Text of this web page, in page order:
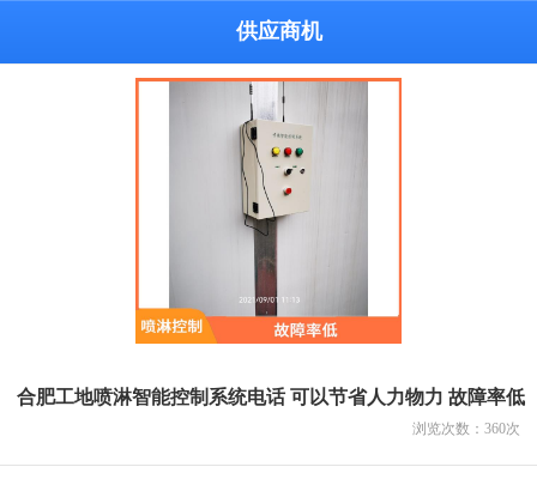
供应商机
合肥工地喷淋智能控制系统电话 可以节省人力物力 故障率低
浏览次数： 360次